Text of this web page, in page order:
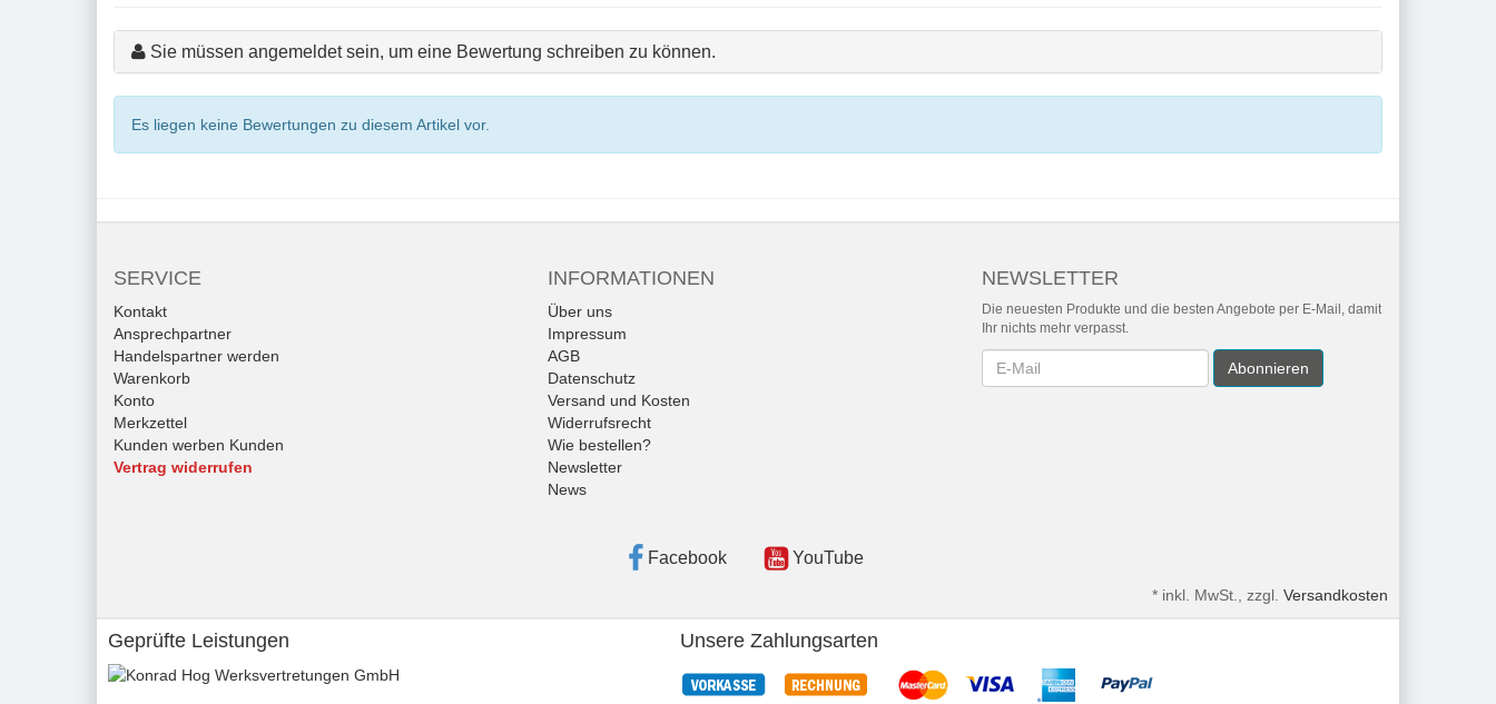
Sie müssen angemeldet sein, um eine Bewertung schreiben zu können.
Es liegen keine Bewertungen zu diesem Artikel vor.
SERVICE
Kontakt
Ansprechpartner
Handelspartner werden
Warenkorb
Konto
Merkzettel
Kunden werben Kunden
Vertrag widerrufen
INFORMATIONEN
Über uns
Impressum
AGB
Datenschutz
Versand und Kosten
Widerrufsrecht
Wie bestellen?
Newsletter
News
NEWSLETTER
Die neuesten Produkte und die besten Angebote per E-Mail, damit
Ihr nichts mehr verpasst.
Newsletter Abonnieren
Facebook YouTube
* inkl. MwSt., zzgl. Versandkosten
Geprüfte Leistungen Unsere Zahlungsarten